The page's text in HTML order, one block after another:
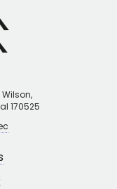
Wilson,
170525